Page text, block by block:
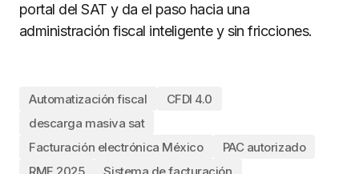
portal del SAT y da el paso hacia una
administración fiscal inteligente y sin fricciones.
Automatización fiscal
CFDI 4.0
descarga masiva sat
Facturación electrónica México
PAC autorizado
RMF 2025
Sistema de facturación